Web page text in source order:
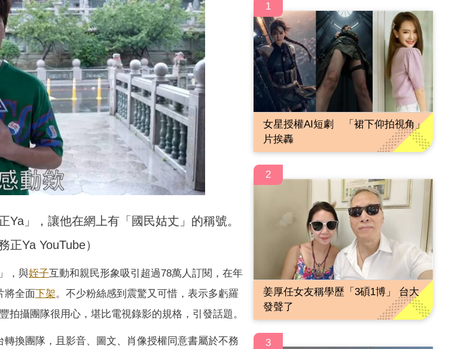
」，讓他在網上有「國民姑丈」的稱號。
正Ya YouTube）
，與姪子互動和親民形象吸引超過78萬人訂閱，在年
將全面下架。不少粉絲感到震驚又可惜，表示多虧羅
拍攝團隊很用心，堪比電視錄影的規格，引發話題。
換團隊，且影音、圖文、肖像授權同意書屬於不務
1
女星授權AI短劇 「裙下仰拍視角」
片挨轟
2
姜厚任女友稱學歷「3碩1博」 台大
發聲了
3